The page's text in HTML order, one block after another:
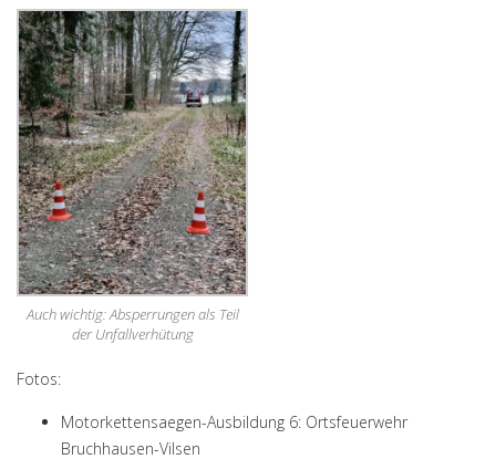
Auch wichtig: Absperrungen als Teil
der Unfallverhütung
Fotos:
Motorkettensaegen-Ausbildung 6: Ortsfeuerwehr
Bruchhausen-Vilsen